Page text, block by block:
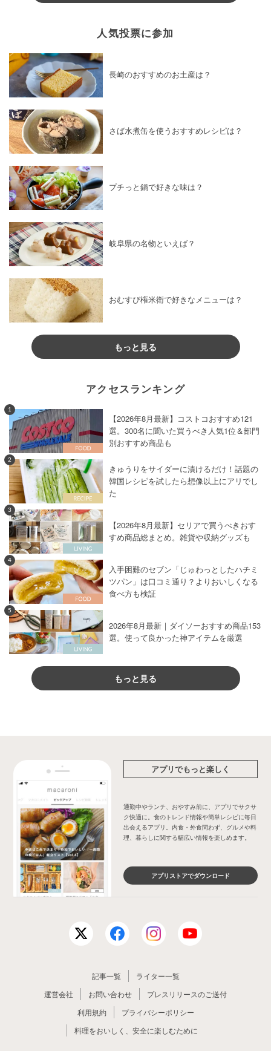
人気投票に参加
長崎のおすすめのお土産は？
さば水煮缶を使うおすすめレシピは？
プチっと鍋で好きな味は？
岐阜県の名物といえば？
おむすび権米衛で好きなメニューは？
もっと見る
アクセスランキング
1
【2026年8月最新】コストコおすすめ121
選。300名に聞いた買うべき人気1位＆部門
別おすすめ商品も
2
きゅうりをサイダーに漬けるだけ！話題の
韓国レシピを試したら想像以上にアリでし
た
3
【2026年8月最新】セリアで買うべきおす
すめ商品総まとめ。雑貨や収納グッズも
4
入手困難のセブン「じゅわっとしたハチミ
ツパン」は口コミ通り？よりおいしくなる
食べ方も検証
5
2026年8月最新｜ダイソーおすすめ商品153
選。使って良かった神アイテムを厳選
もっと見る
アプリでもっと楽しく
通勤中やランチ、おやすみ前に、アプリでサクサ
ク快適に。食のトレンド情報や簡単レシピに毎日
出会えるアプリ。内食・外食問わず、グルメや料
理、暮らしに関する幅広い情報を楽しめます。
アプリストアでダウンロード
記事一覧
ライター一覧
運営会社
お問い合わせ
プレスリリースのご送付
利用規約
プライバシーポリシー
料理をおいしく、安全に楽しむために